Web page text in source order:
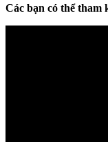
Các bạn có thể tham